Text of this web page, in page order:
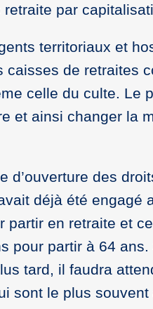
par
territoriaux et
caisses de retraites
celle du culte. Le
et ainsi changer la
d’ouverture des
déjà été engagé
partir en retraite et
pour partir à 64 ans.
tard, il faudra
sont le plus souvent